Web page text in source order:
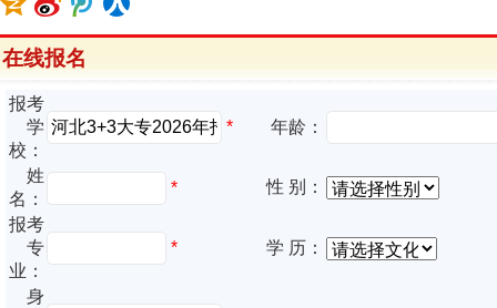
在线报名
报考
学
校：
* 年龄：
姓
名：
*
性 别：
报考
专
业：
* 学 历：
身